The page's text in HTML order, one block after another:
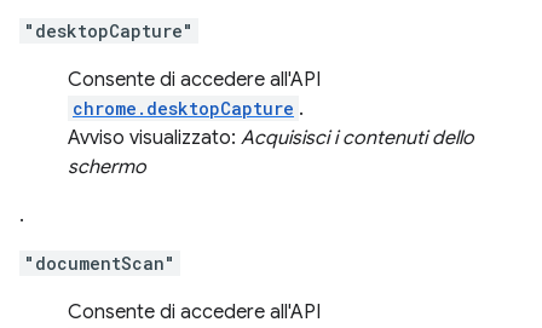
"desktopCapture"
Consente di accedere all'API
chrome.desktopCapture .
Avviso visualizzato: Acquisisci i contenuti dello
schermo
.
"documentScan"
Consente di accedere all'API